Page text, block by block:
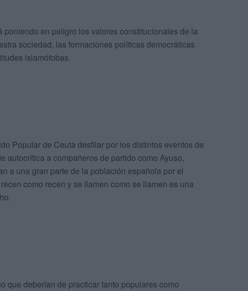
en peligro los valores constitucionales de la
sociedad, las formaciones políticas democráticas
islamófobas.
Popular de Ceuta desfilar por los distintos eventos de
autocrítica a compañeros de partido como Ayuso,
a una gran parte de la población española por el
como recen y se llamen como se llamen es una
que deberían de practicar tanto populares como